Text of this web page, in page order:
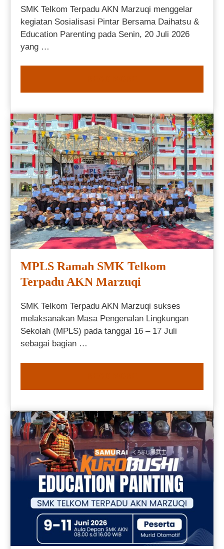
SMK Telkom Terpadu AKN Marzuqi menggelar
kegiatan Sosialisasi Pintar Bersama Daihatsu &
Education Parenting pada Senin, 20 Juli 2026
yang …
MPLS Ramah SMK Telkom
Terpadu AKN Marzuqi
SMK Telkom Terpadu AKN Marzuqi sukses
melaksanakan Masa Pengenalan Lingkungan
Sekolah (MPLS) pada tanggal 16 – 17 Juli
sebagai bagian …